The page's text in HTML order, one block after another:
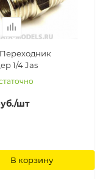
1/4 Jas
/шт
В корзину